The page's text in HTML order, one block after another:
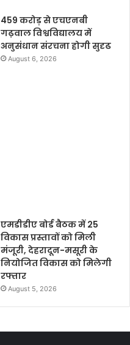
459 करोड़ से एचएनबी
गढ़वाल विश्वविद्यालय में
अनुसंधान संरचना होगी सुदृढ
August 6, 2026
एमडीडीए बोर्ड बैठक में 25
विकास प्रस्तावों को मिली
मंजूरी, देहरादून-मसूरी के
नियोजित विकास को मिलेगी
रफ्तार
August 5, 2026